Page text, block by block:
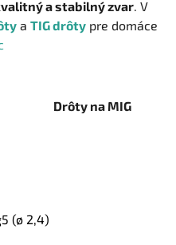
a stabilný zvar . V
a TIG drôty pre domáce
Drôty na MIG
(ø 2,4)